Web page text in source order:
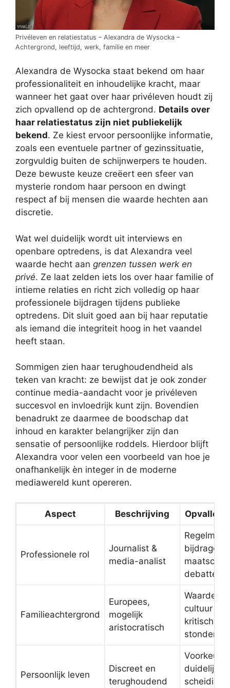
Privéleven en relatiestatus – Alexandra de Wysocka –
Achtergrond, leeftijd, werk, familie en meer
Alexandra de Wysocka staat bekend om haar
professionaliteit en inhoudelijke kracht, maar
wanneer het gaat over haar privéleven houdt zij
zich opvallend op de achtergrond. Details over
haar relatiestatus zijn niet publiekelijk
bekend. Ze kiest ervoor persoonlijke informatie,
zoals een eventuele partner of gezinssituatie,
zorgvuldig buiten de schijnwerpers te houden.
Deze bewuste keuze creëert een sfeer van
mysterie rondom haar persoon en dwingt
respect af bij mensen die waarde hechten aan
discretie.
Wat wel duidelijk wordt uit interviews en
openbare optredens, is dat Alexandra veel
waarde hecht aan grenzen tussen werk en
privé. Ze laat zelden iets los over haar familie of
intieme relaties en richt zich volledig op haar
professionele bijdragen tijdens publieke
optredens. Dit sluit goed aan bij haar reputatie
als iemand die integriteit hoog in het vaandel
heeft staan.
Sommigen zien haar terughoudendheid als
teken van kracht: ze bewijst dat je ook zonder
continue media-aandacht voor je privéleven
succesvol en invloedrijk kunt zijn. Bovendien
benadrukt ze daarmee de boodschap dat
inhoud en karakter belangrijker zijn dan
sensatie of persoonlijke roddels. Hierdoor blijft
Alexandra voor velen een voorbeeld van hoe je
onafhankelijk èn integer in de moderne
mediawereld kunt opereren.
Aspect Beschrijving
Professionele rol
Journalist &
media-analist
bijdrages
debatten
Familieachtergrond
Europees,
mogelijk
aristocratisch
Waarden
cultuur en
kritisch
stonden
Persoonlijk leven
Discreet en
terughoudend
Voorkeur
duidelijke
scheiding